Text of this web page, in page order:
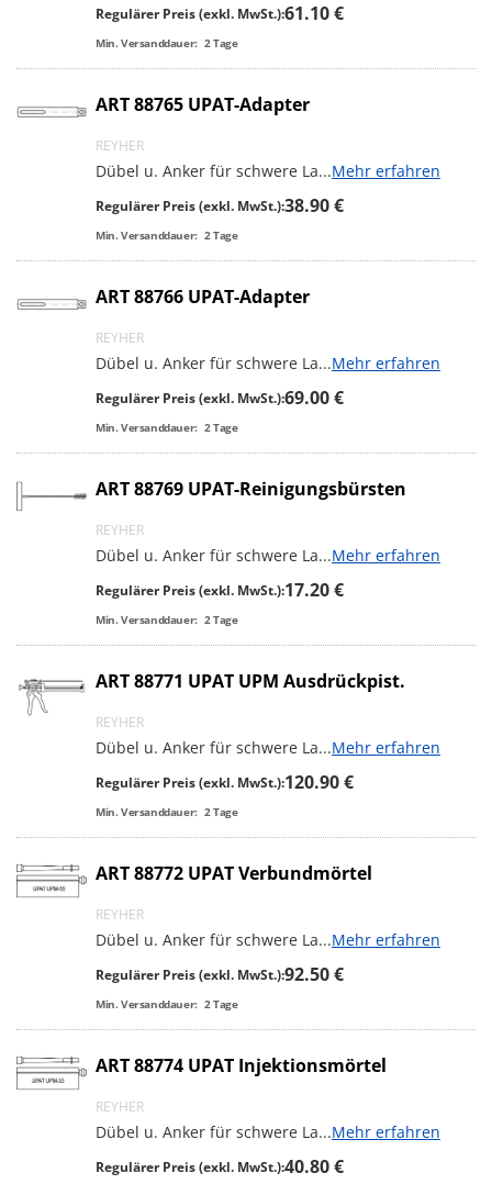
Regulärer Preis (exkl. MwSt.):61.10 €
Min. Versanddauer: 2Tage
ART 88765 UPAT-Adapter
REYHER
Dübel u. Anker für schwere La...Mehr erfahren
Regulärer Preis (exkl. MwSt.):38.90 €
Min. Versanddauer: 2Tage
ART 88766 UPAT-Adapter
REYHER
Dübel u. Anker für schwere La...Mehr erfahren
Regulärer Preis (exkl. MwSt.):69.00 €
Min. Versanddauer: 2Tage
ART 88769 UPAT-Reinigungsbürsten
REYHER
Dübel u. Anker für schwere La...Mehr erfahren
Regulärer Preis (exkl. MwSt.):17.20 €
Min. Versanddauer: 2Tage
ART 88771 UPAT UPM Ausdrückpist.
REYHER
Dübel u. Anker für schwere La...Mehr erfahren
Regulärer Preis (exkl. MwSt.):120.90 €
Min. Versanddauer: 2Tage
ART 88772 UPAT Verbundmörtel
REYHER
Dübel u. Anker für schwere La...Mehr erfahren
Regulärer Preis (exkl. MwSt.):92.50 €
Min. Versanddauer: 2Tage
ART 88774 UPAT Injektionsmörtel
REYHER
Dübel u. Anker für schwere La...Mehr erfahren
Regulärer Preis (exkl. MwSt.):40.80 €